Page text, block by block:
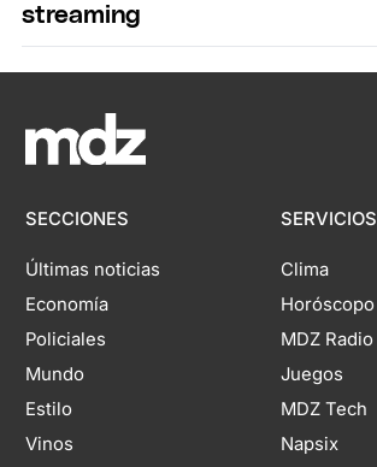
streaming
SECCIONES
Últimas noticias
Economía
Policiales
Mundo
Estilo
Vinos
SERVICIOS
Clima
Horóscopo
MDZ Radio
Juegos
MDZ Tech
Napsix